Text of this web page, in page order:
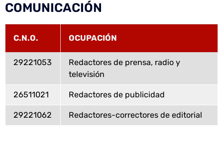
COMUNICACIÓN
C.N.O. OCUPACIÓN
29221053
Redactores de prensa, radio y
televisión
26511021 Redactores de publicidad
29221062 Redactores-correctores de editorial